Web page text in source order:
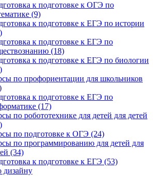
к подготовке к ОГЭ по
(9)
к подготовке к ЕГЭ по истории
к подготовке к ЕГЭ по
(18)
к подготовке к ЕГЭ по биологии
по профориентации для школьников
к подготовке к ЕГЭ по
(17)
по робототехнике для детей для детей
по подготовке к ОГЭ (24)
по программированию для детей для
(34)
к подготовке к ЕГЭ (53)
дизайну